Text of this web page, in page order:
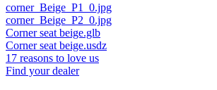
corner_Beige_P1_0.jpg
corner_Beige_P2_0.jpg
Corner seat beige.glb
Corner seat beige.usdz
17 reasons to love us
Find your dealer